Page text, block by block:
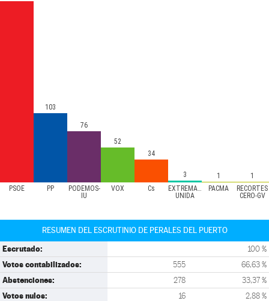
PSOE PP
PODEMOS-
IU
VOX Cs
EXTREMADURA
UNIDA
PACMA
RECORTES
CERO-GV
103
76
52
34
3 1 1
RESUMEN DEL ESCRUTINIO DE PERALES DEL PUERTO
Escrutado: 100 %
Votos contabilizados: 555 66,63 %
Abstenciones: 278 33,37 %
Votos nulos: 16 2,88 %